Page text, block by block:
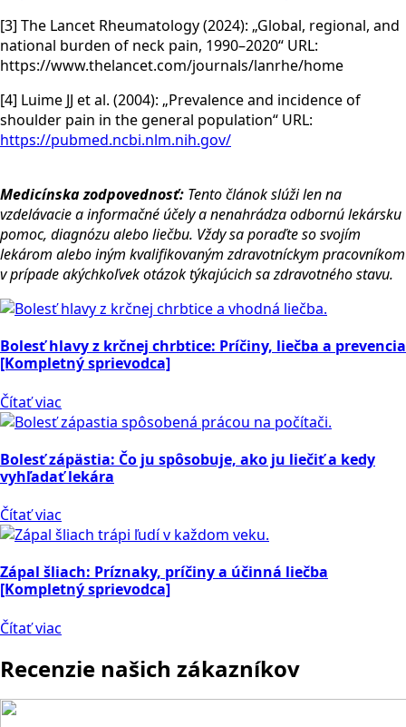
[3] The Lancet Rheumatology (2024): „Global, regional, and
national burden of neck pain, 1990–2020“ URL:
https://www.thelancet.com/journals/lanrhe/home
[4] Luime JJ et al. (2004): „Prevalence and incidence of
shoulder pain in the general population“ URL:
https://pubmed.ncbi.nlm.nih.gov/
Medicínska zodpovednosť: Tento článok slúži len na
vzdelávacie a informačné účely a nenahrádza odbornú lekársku
pomoc, diagnózu alebo liečbu. Vždy sa poraďte so svojím
lekárom alebo iným kvalifikovaným zdravotníckym pracovníkom
v prípade akýchkoľvek otázok týkajúcich sa zdravotného stavu.
Bolesť hlavy z krčnej chrbtice: Príčiny, liečba a prevencia
[Kompletný sprievodca]
Čítať viac
Bolesť zápästia: Čo ju spôsobuje, ako ju liečiť a kedy
vyhľadať lekára
Čítať viac
Zápal šliach: Príznaky, príčiny a účinná liečba
[Kompletný sprievodca]
Čítať viac
Recenzie našich zákazníkov